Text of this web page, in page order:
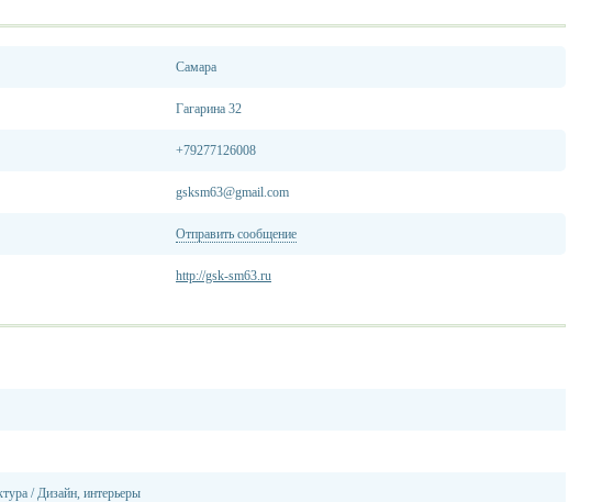
Самара
Гагарина 32
+79277126008
gsksm63@gmail.com
Отправить сообщение
http://gsk-sm63.ru
/Дизайн, интерьеры